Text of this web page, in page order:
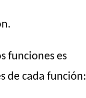
funciones es
de cada función: